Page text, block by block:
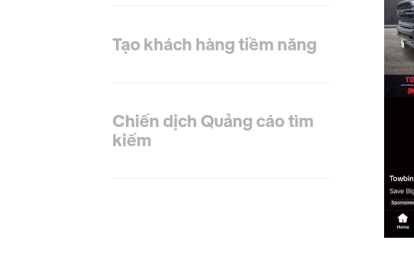
Tạo khách hàng tiềm năng
Chiến dịch Quảng cáo tìm
kiếm